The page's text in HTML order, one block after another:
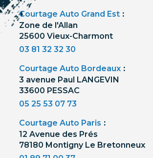
Courtage Auto Grand Est :
Zone de l'Allan
25600 Vieux-Charmont
03 81 32 32 30
Courtage Auto Bordeaux :
3 avenue Paul LANGEVIN
33600 PESSAC
05 25 53 07 73
Courtage Auto Paris :
12 Avenue des Prés
78180 Montigny Le Bretonneux